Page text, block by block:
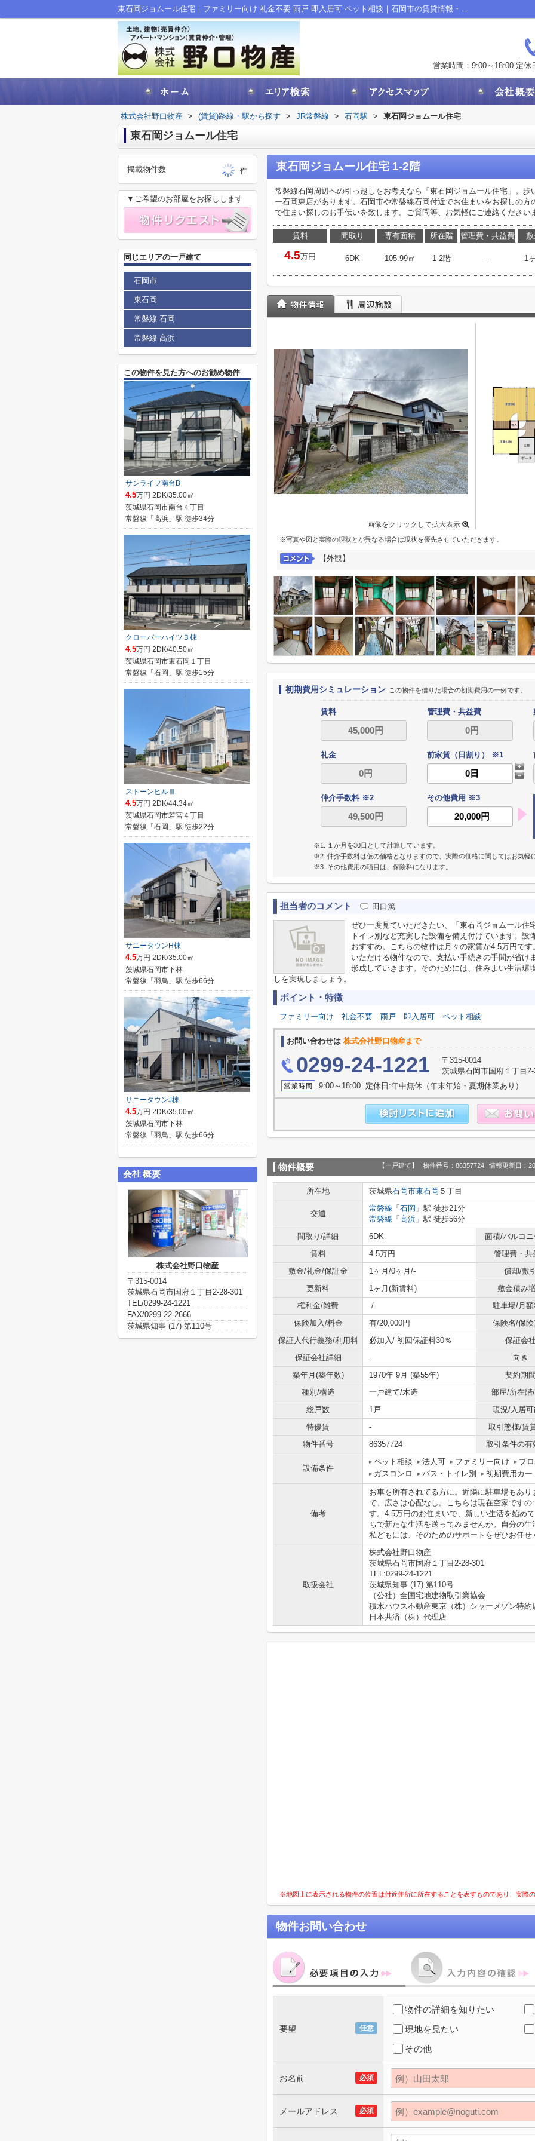
東石岡ジョムール住宅｜ファミリー向け 礼金不要 雨戸 即入居可 ペット相談｜石岡市の賃貸情報・不動産売買のことなら株式会社野口物産
営業時間：9:00～18:00 定休
株式会社野口物産 > (賃貸)路線・駅から探す > JR常磐線 > 石岡駅 > 東石岡ジョムール住宅
東石岡ジョムール住宅
東石岡ジョムール住宅 1-2階
常磐線石岡周辺への引っ越しをお考えなら「東石岡ジョムール住宅」。
ー石岡東店があります。石岡市や常磐線石岡付近でお住まいをお探しの
で住まい探しのお手伝いを致します。ご質問等、お気軽にご連絡ください
賃料
4.5万円
間取り
6DK
専有面積
105.99㎡
所在階
1-2階
管理費・共益費
- 1
画像をクリックして拡大表示
※写真や図と実際の現状とが異なる場合は現状を優先させていただきます。
【外観】
初期費用シミュレーション この物件を借りた場合の初期費用の一例です。
賃料 管理費・共益費
礼金 前家賃（日割り） ※1
仲介手数料 ※2 その他費用 ※3
※1. １か月を30日として計算しています。
※2. 仲介手数料は仮の価格となりますので、実際の価格に関してはお気軽
※3. その他費用の項目は、保険料になります。
担当者のコメント 田口篤
ぜひ一度見ていただきたい、「東石岡ジョムール住
トイレ別など充実した設備を備え付けています。
おすすめ。こちらの物件は月々の家賃が4.5万円で
いただける物件なので、支払い手続きの手間が省け
形成していきます。そのためには、住みよい生活環
しを実現しましょう。
ポイント・特徴
ファミリー向け 礼金不要 雨戸 即入居可 ペット相談
お問い合わせは 株式会社野口物産まで
0299-24-1221
〒315-0014
茨城県石岡市国府１丁目
9:00～18:00 定休日:年中無休（年末年始・夏期休業あり）
物件概要 【一戸建て】 物件番号：86357724 情報更新日：
所在地 茨城県石岡市東石岡 ５丁目
交通
常磐線 「 石岡 」駅 徒歩21分
常磐線 「 高浜 」駅 徒歩56分
間取り/詳細
6DK
面積/バルコ
賃料
4.5万円
管理費・共
敷金/礼金/保証金
1ヶ月/0ヶ月/-
償却/敷
更新料
1ヶ月(新賃料)
敷金積み
権利金/雑費
-/-
駐車場/月
保険加入/料金
有/20,000円
保険名/保
保証人代行義務/利用料
必加入/ 初回保証料30％
保証会
保証会社詳細
-
向き
築年月(築年数)
1970年 9月 (築55年)
契約期
種別/構造
一戸建て/木造
部屋/所在階
総戸数
1戸
現況/入居
特優賃
-
取引態様/賃
物件番号
86357724 取引条件の有
設備条件
ペット相談 法人可 ファミリー向け
プ
ガスコンロ
バス・トイレ別 初期費用カー
備考
お車を所有されてる方に。近隣に駐車場もあ
で、広さは心配なし。こちらは現在空家です
す。4.5万円のお住まいで、新しい生活を始め
ちで新たな生活を送ってみませんか。自分の
私どもには、そのためのサポートをぜひお任せ
取扱会社
株式会社野口物産
茨城県石岡市国府１丁目2-28-301
TEL:0299-24-1221
茨城県知事 (17) 第110号
（公社）全国宅地建物取引業協会
積水ハウス不動産東京（株）シャーメゾン特約
日本共済（株）代理店
※地図上に表示される物件の位置は付近住所に所在することを表すものであり、実際
物件お問い合わせ
任意
要望
物件の詳細を知りたい
現地を見たい
その他
必須
お名前
必須
メールアドレス
掲載物件数 件
▼ご希望のお部屋をお探しします
同じエリアの一戸建て
石岡市
東石岡
常磐線 石岡
常磐線 高浜
この物件を見た方へのお勧め物件
サンライフ南台B
4.5万円 2DK/35.00㎡
茨城県石岡市南台４丁目
常磐線「高浜」駅 徒歩34分
クローバーハイツＢ棟
4.5万円 2DK/40.50㎡
茨城県石岡市東石岡１丁目
常磐線「石岡」駅 徒歩15分
ストーンヒルⅢ
4.5万円 2DK/44.34㎡
茨城県石岡市若宮４丁目
常磐線「石岡」駅 徒歩22分
サニータウンH棟
4.5万円 2DK/35.00㎡
茨城県石岡市下林
常磐線「羽鳥」駅 徒歩66分
サニータウンJ棟
4.5万円 2DK/35.00㎡
茨城県石岡市下林
常磐線「羽鳥」駅 徒歩66分
株式会社野口物産
〒315-0014
茨城県石岡市国府１丁目2-28-301
TEL/0299-24-1221
FAX/0299-22-2666
茨城県知事 (17) 第110号